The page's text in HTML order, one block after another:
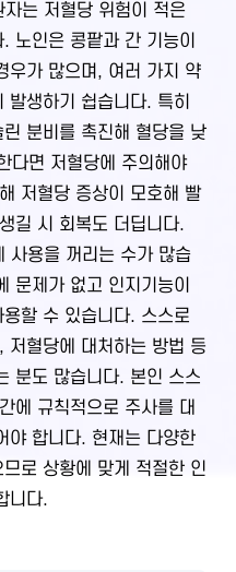
는 저혈당 위험이 적은
노인은 콩팥과 간 기능이
우가 많으며, 여러 가지 약
생하기 쉽습니다. 특히
분비를 촉진해 혈당을 낮
다면 저혈당에 주의해야
저혈당 증상이 모호해 빨
길 시 회복도 더딥니다.
사용을 꺼리는 수가 많습
문제가 없고 인지기능이
할 수 있습니다. 스스로
저혈당에 대처하는 방법 등
분도 많습니다. 본인 스스
에 규칙적으로 주사를 대
야 합니다. 현재는 다양한
로 상황에 맞게 적절한 인
니다.